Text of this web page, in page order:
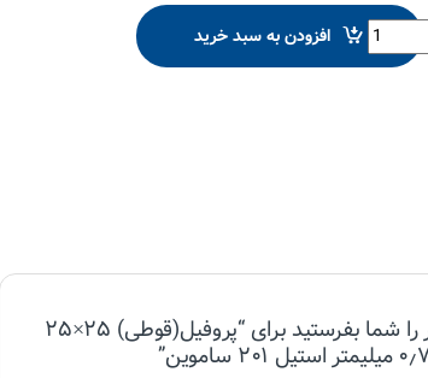
افزودن به سبد خرید
اولین نظر را شما بفرستید برای “پروفیل(قوطی) ۲۵×۲۵